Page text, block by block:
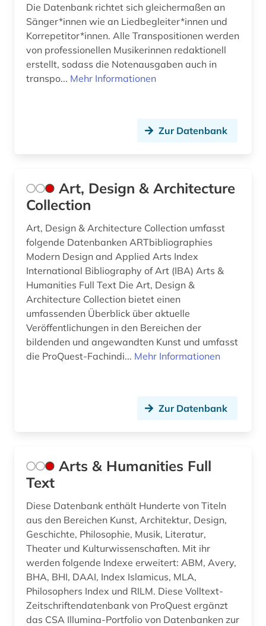
iberoromanistik (1)
igor (1)
inba (1)
instrumentalspiel (1)
internationale ferienkurse für neue musik (1)
irland / literatur / irisch (1)
israel (1)
italien (3)
italienisch (1)
jazz (16)
johann christian (2)
johann christoph friedrich (2)
johann joseph (1)
johann sebastian (4)
johann sebastian bach (2)
johannes (1)
Die Datenbank richtet sich gleichermaßen an
Sänger*innen wie an Liedbegleiter*innen und
Korrepetitor*innen. Alle Transpositionen werden
von professionellen Musikerinnen redaktionell
erstellt, sodass die Notenausgaben auch in
transpo... Mehr Informationen
Zur Datenbank
Art, Design & Architecture
Collection
Art, Design & Architecture Collection umfasst
folgende Datenbanken ARTbibliographies
Modern Design and Applied Arts Index
International Bibliography of Art (IBA) Arts &
Humanities Full Text Die Art, Design &
Architecture Collection bietet einen
umfassenden Überblick über aktuelle
Veröffentlichungen in den Bereichen der
bildenden und angewandten Kunst und umfasst
die ProQuest-Fachindi... Mehr Informationen
Zur Datenbank
Arts & Humanities Full
Text
Diese Datenbank enthält Hunderte von Titeln
aus den Bereichen Kunst, Architektur, Design,
Geschichte, Philosophie, Musik, Literatur,
Theater und Kulturwissenschaften. Mit ihr
werden folgende Indexe erweitert: ABM, Avery,
BHA, BHI, DAAI, Index Islamicus, MLA,
Philosophers Index und RILM. Diese Volltext-
Zeitschriftendatenbank von ProQuest ergänzt
das CSA Illumina-Portfolio von Datenbanken zur